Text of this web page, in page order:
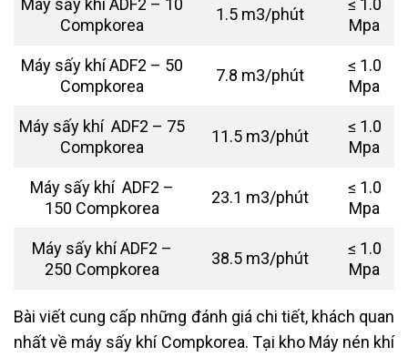
Máy sấy khí ADF2 – 10
Compkorea
1.5 m3/phút
≤ 1.0
Mpa
Máy sấy khí ADF2 – 50
Compkorea
7.8 m3/phút
≤ 1.0
Mpa
Máy sấy khí ADF2 – 75
Compkorea
11.5 m3/phút
≤ 1.0
Mpa
Máy sấy khí ADF2 –
150 Compkorea
23.1 m3/phút
≤ 1.0
Mpa
Máy sấy khí ADF2 –
250 Compkorea
38.5 m3/phút
≤ 1.0
Mpa
Bài viết cung cấp những đánh giá chi tiết, khách quan
nhất về máy sấy khí Compkorea. Tại kho Máy nén khí